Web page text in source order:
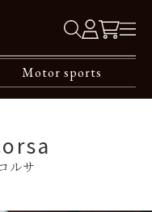
Motor sports
ルサ